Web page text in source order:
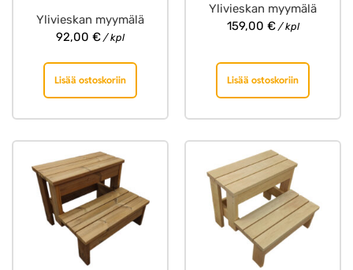
Ylivieskan myymälä
92,00 € / kpl
Lisää ostoskoriin
Ylivieskan myymälä
159,00 €/ kpl
Lisää ostoskoriin